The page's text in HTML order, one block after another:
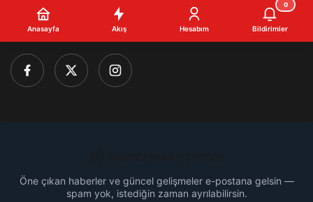
Anasayfa Akış Hesabım Bildirimler
0
2026, © by Gemici.de | Design | Marketing
Kaangemici.de | SEO
Öne çıkan haberler ve güncel gelişmeler e-postana gelsin —
spam yok, istediğin zaman ayrılabilirsin.